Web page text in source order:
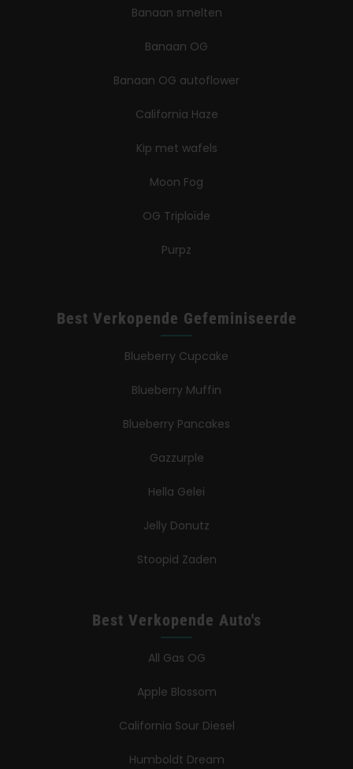
Banaan smelten
Banaan OG
Banaan OG autoflower
California Haze
Kip met wafels
Moon Fog
OG Triploïde
Purpz
Best Verkopende Gefeminiseerde
Blueberry Cupcake
Blueberry Muffin
Blueberry Pancakes
Gazzurple
Hella Gelei
Jelly Donutz
Stoopid Zaden
Best Verkopende Auto's
All Gas OG
Apple Blossom
California Sour Diesel
Humboldt Dream